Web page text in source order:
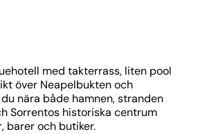
med takterrass, liten pool
över Neapelbukten och
nära både hamnen, stranden
Sorrentos historiska centrum
barer och butiker.